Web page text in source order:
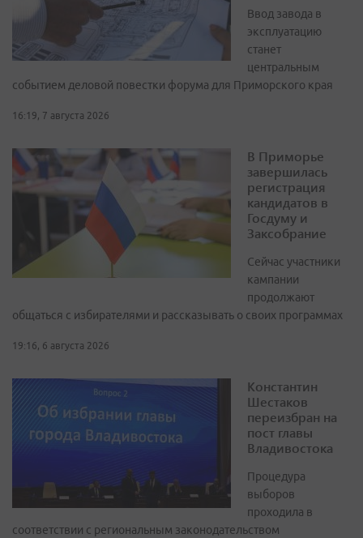
Ввод завода в
эксплуатацию
станет
центральным
событием деловой повестки форума для Приморского края
16:19, 7 августа 2026
В Приморье
завершилась
регистрация
кандидатов в
Госдуму и
Заксобрание
Сейчас участники
кампании
продолжают
общаться с избирателями и рассказывать о своих программах
19:16, 6 августа 2026
Константин
Шестаков
переизбран на
пост главы
Владивостока
Процедура
выборов
проходила в
соответствии с региональным законодательством